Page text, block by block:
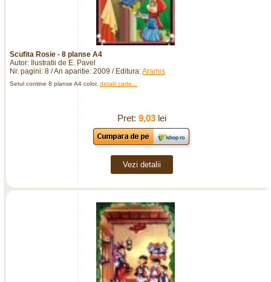
Scufita Rosie - 8 planse A4
Autor: Ilustratii de E. Pavel
Nr. pagini: 8 / An aparitie: 2009 / Editura:Aramis
Setul contine 8 planse A4 color. detalii carte...
Pret: 9,03lei
Vezi detalii